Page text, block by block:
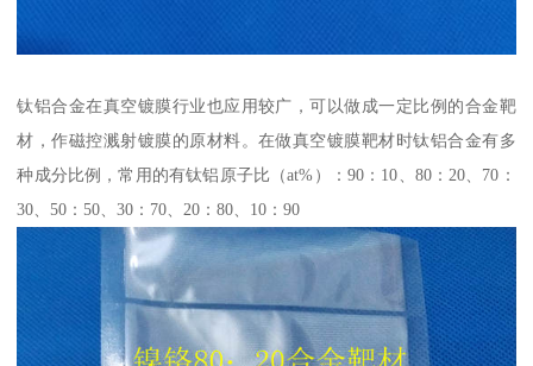
钛铝合金在真空镀膜行业也应用较广，可以做成一定比例的合金靶
材，作磁控溅射镀膜的原材料。在做真空镀膜靶材时钛铝合金有多
种成分比例，常用的有钛铝原子比（at%）：90：10、80：20、70：
30、50：50、30：70、20：80、10：90